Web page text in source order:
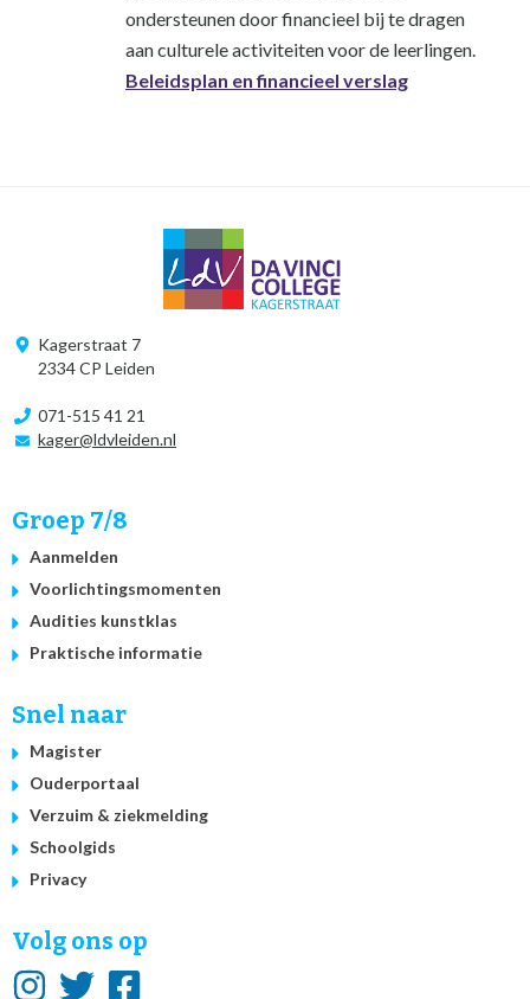
ondersteunen door financieel bij te dragen
aan culturele activiteiten voor de leerlingen.
Beleidsplan en financieel verslag
Kagerstraat 7
2334 CP Leiden
071-515 41 21
kager@ldvleiden.nl
Groep 7/8
Aanmelden
Voorlichtingsmomenten
Audities kunstklas
Praktische informatie
Snel naar
Magister
Ouderportaal
Verzuim & ziekmelding
Schoolgids
Privacy
Volg ons op